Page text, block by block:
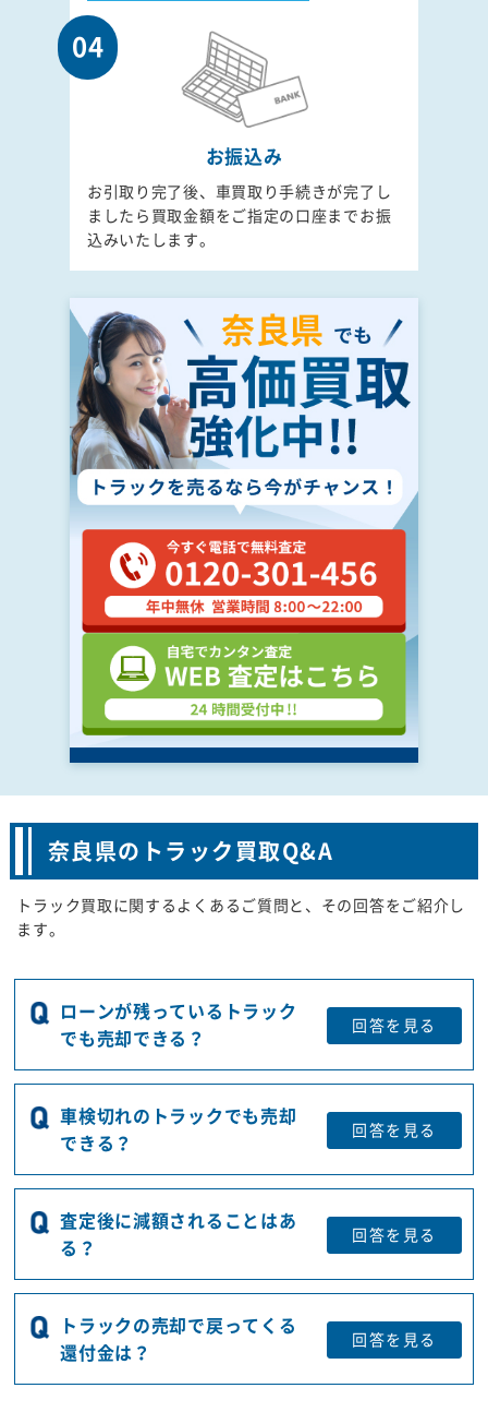
04
お振込み
お引取り完了後、車買取り手続きが完了し
ましたら買取金額をご指定の口座までお振
込みいたします。
奈良県
奈良県のトラック買取Q&A
トラック買取に関するよくあるご質問と、その回答をご紹介し
ます。
ローンが残っているトラック
でも売却できる？
回答を 見る
車検切れのトラックでも売却
できる？
回答を 見る
査定後に減額されることはあ
る？
回答を 見る
トラックの売却で戻ってくる
還付金は？
回答を 見る